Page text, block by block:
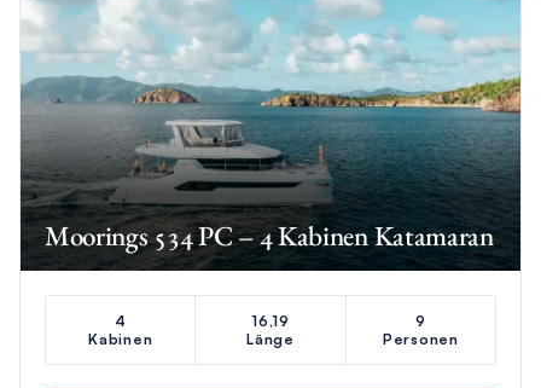
Moorings 534 PC – 4 Kabinen Katamaran
4
Kabinen
16,19
Länge
9
Personen